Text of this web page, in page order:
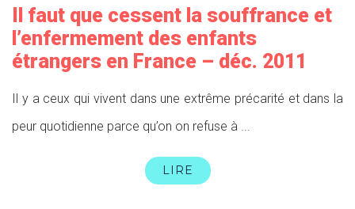
Il faut que cessent la souffrance et
l’enfermement des enfants
étrangers en France – déc. 2011
Il y a ceux qui vivent dans une extrême précarité et dans la
peur quotidienne parce qu’on on refuse à ...
LIRE